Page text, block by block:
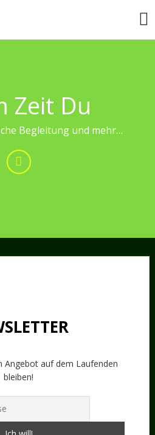
Zeit Du
Begleitung und mehr…
Angebot auf dem Laufenden
bleiben!